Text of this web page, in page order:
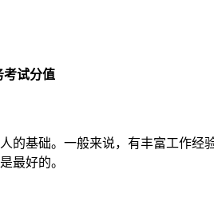
考试分值
的基础。一般来说，有丰富工作
最好的。